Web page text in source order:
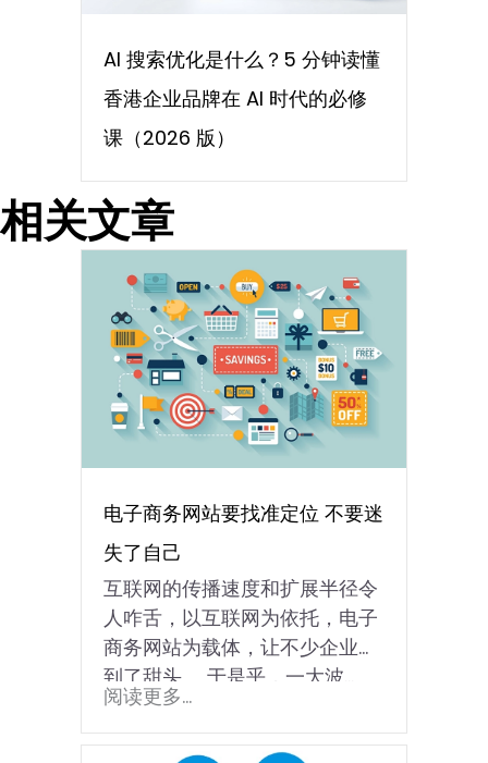
AI 搜索优化是什么？5 分钟读懂
香港企业品牌在 AI 时代的必修
课（2026 版）
相关文章
电子商务网站要找准定位 不要迷
失了自己
互联网的传播速度和扩展半径令
人咋舌，以互联网为依托，电子
商务网站为载体，让不少企业尝
到了甜头。 于是乎，一大波...
阅读更多...